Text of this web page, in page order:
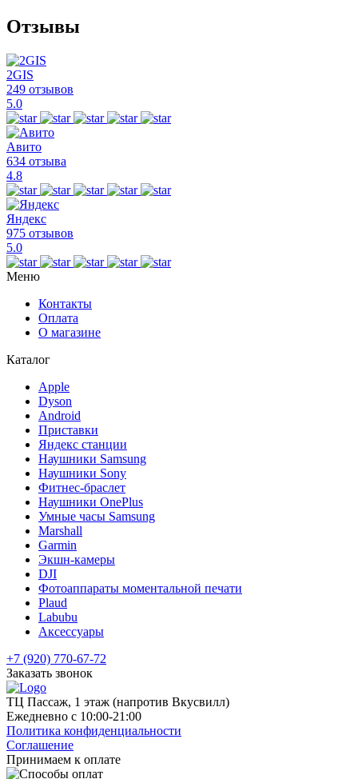
Отзывы
2GIS
249 отзывов
5.0
Авито
634 отзыва
4.8
Яндекс
975 отзывов
5.0
Меню
Контакты
Оплата
О магазине
Каталог
Apple
Dyson
Android
Приставки
Яндекс станции
Наушники Samsung
Наушники Sony
Фитнес-браслет
Наушники OnePlus
Умные часы Samsung
Marshall
Garmin
Экшн-камеры
DJI
Фотоаппараты моментальной печати
Plaud
Labubu
Аксессуары
+7 (920) 770-67-72
Заказать звонок
ТЦ Пассаж, 1 этаж (напротив Вкусвилл)
Ежедневно с 10:00-21:00
Политика конфиденциальности
Соглашение
Принимаем к оплате